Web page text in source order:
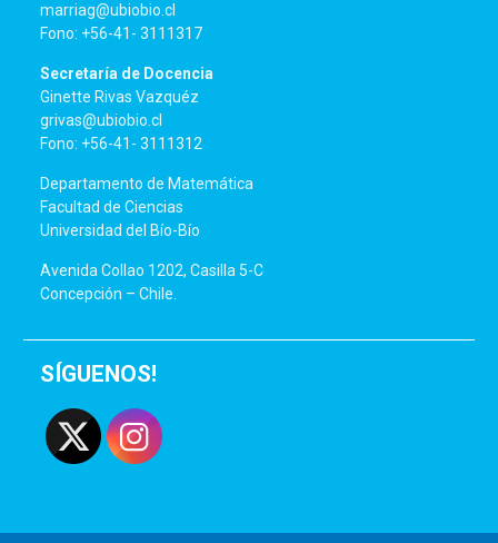
marriag@ubiobio.cl
Fono: +56-41- 3111317
Secretaría de Docencia
Ginette Rivas Vazquéz
grivas@ubiobio.cl
Fono: +56-41- 3111312
Departamento de Matemática
Facultad de Ciencias
Universidad del Bío-Bío
Avenida Collao 1202, Casilla 5-C
Concepción – Chile.
SÍGUENOS!